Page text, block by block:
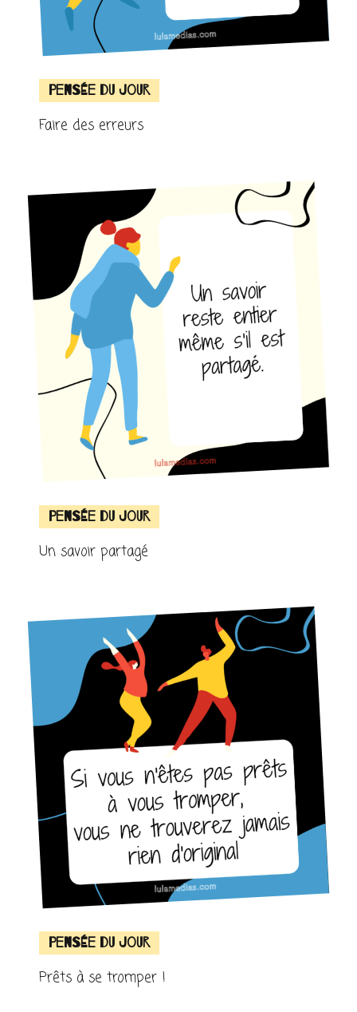
Pensée du jour
Faire des erreurs
Pensée du jour
Un savoir partagé
Pensée du jour
Prêts à se tromper !